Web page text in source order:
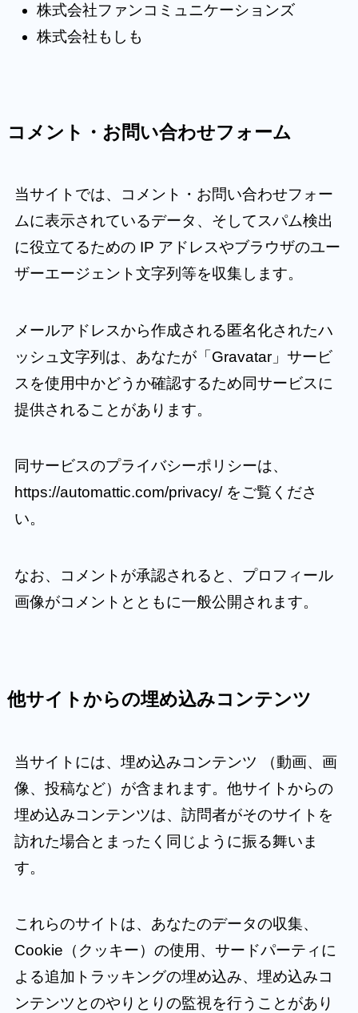
株式会社ファンコミュニケーションズ
株式会社もしも
コメント・お問い合わせフォーム
当サイトでは、コメント・お問い合わせフォー
ムに表示されているデータ、そしてスパム検出
に役立てるための IP アドレスやブラウザのユー
ザーエージェント文字列等を収集します。
メールアドレスから作成される匿名化されたハ
ッシュ文字列は、あなたが「Gravatar」サービ
スを使用中かどうか確認するため同サービスに
提供されることがあります。
同サービスのプライバシーポリシーは、
https://automattic.com/privacy/ をご覧くださ
い。
なお、コメントが承認されると、プロフィール
画像がコメントとともに一般公開されます。
他サイトからの埋め込みコンテンツ
当サイトには、埋め込みコンテンツ （動画、画
像、投稿など）が含まれます。他サイトからの
埋め込みコンテンツは、訪問者がそのサイトを
訪れた場合とまったく同じように振る舞いま
す。
これらのサイトは、あなたのデータの収集、
Cookie（クッキー）の使用、サードパーティに
よる追加トラッキングの埋め込み、埋め込みコ
ンテンツとのやりとりの監視を行うことがあり